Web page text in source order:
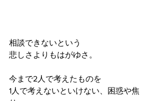
相談できないという
悲しさよりもはがゆさ。
今まで2人で考えたものを
1人で考えないといけない、困惑や焦